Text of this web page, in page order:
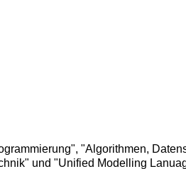
"Algorithmen,
und "Unified Modelling